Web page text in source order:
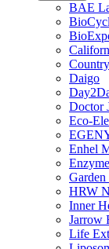
BAE
Daigo
Doctor
Eco-
Enhel
HRW
Inner
Jarrow
Life